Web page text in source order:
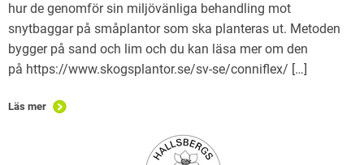
hur de genomför sin miljövänliga behandling mot
snytbaggar på småplantor som ska planteras ut. Metoden
bygger på sand och lim och du kan läsa mer om den
på https://www.skogsplantor.se/sv-se/conniflex/ […]
Läs mer